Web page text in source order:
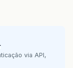
via API,